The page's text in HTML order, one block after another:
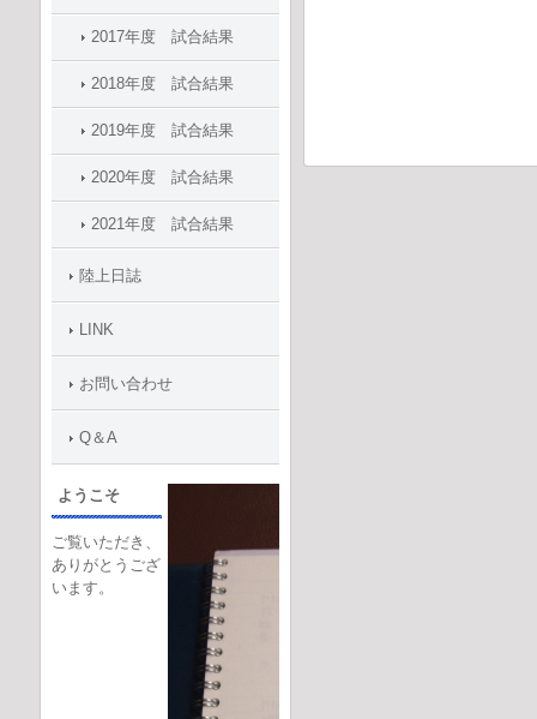
2017年度 試合結果
2018年度 試合結果
2019年度 試合結果
2020年度 試合結果
2021年度 試合結果
陸上日誌
LINK
お問い合わせ
Q＆A
ようこそ
ご覧いただき、
ありがとうござ
います。